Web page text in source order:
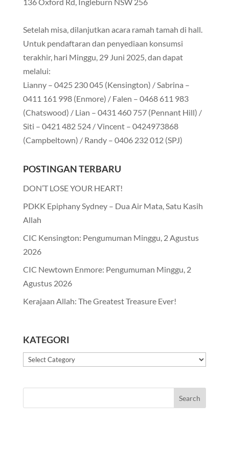
Setelah misa, dilanjutkan acara ramah tamah di hall.
Untuk pendaftaran dan penyediaan konsumsi
terakhir, hari Minggu, 29 Juni 2025, dan dapat
melalui:
Lianny – 0425 230 045 (Kensington) / Sabrina –
0411 161 998 (Enmore) / Falen – 0468 611 983
(Chatswood) / Lian – 0431 460 757 (Pennant Hill) /
Siti – 0421 482 524 / Vincent – 0424973868
(Campbeltown) / Randy – 0406 232 012 (SPJ)
POSTINGAN TERBARU
DON’T LOSE YOUR HEART!
PDKK Epiphany Sydney – Dua Air Mata, Satu Kasih
Allah
CIC Kensington: Pengumuman Minggu, 2 Agustus
2026
CIC Newtown Enmore: Pengumuman Minggu, 2
Agustus 2026
Kerajaan Allah: The Greatest Treasure Ever!
KATEGORI
Kategori